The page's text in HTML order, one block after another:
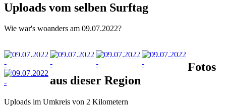
Uploads vom selben Surftag
Wie war's woanders am 09.07.2022?
Fotos
aus dieser Region
Uploads im Umkreis von 2 Kilometern